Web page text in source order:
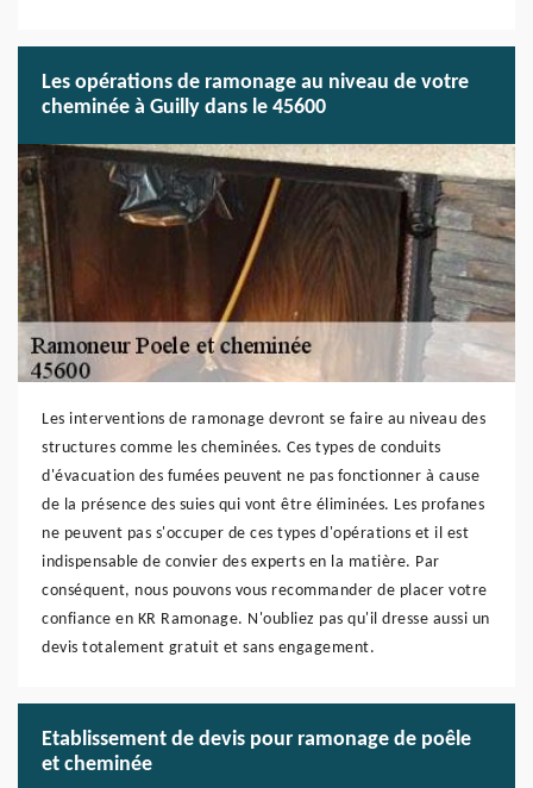
Les opérations de ramonage au niveau de votre
cheminée à Guilly dans le 45600
Les interventions de ramonage devront se faire au niveau des
structures comme les cheminées. Ces types de conduits
d'évacuation des fumées peuvent ne pas fonctionner à cause
de la présence des suies qui vont être éliminées. Les profanes
ne peuvent pas s'occuper de ces types d'opérations et il est
indispensable de convier des experts en la matière. Par
conséquent, nous pouvons vous recommander de placer votre
confiance en KR Ramonage. N'oubliez pas qu'il dresse aussi un
devis totalement gratuit et sans engagement.
Etablissement de devis pour ramonage de poêle
et cheminée